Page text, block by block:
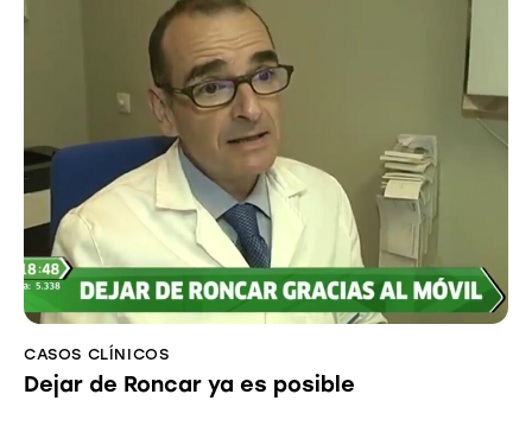
CASOS CLÍNICOS
Dejar de Roncar ya es posible